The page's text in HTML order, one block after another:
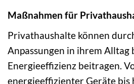
Maßnahmen für
Privathaushalte können
Anpassungen in ihrem
Energieeffizienz beitragen.
energieeffizienter Geräte